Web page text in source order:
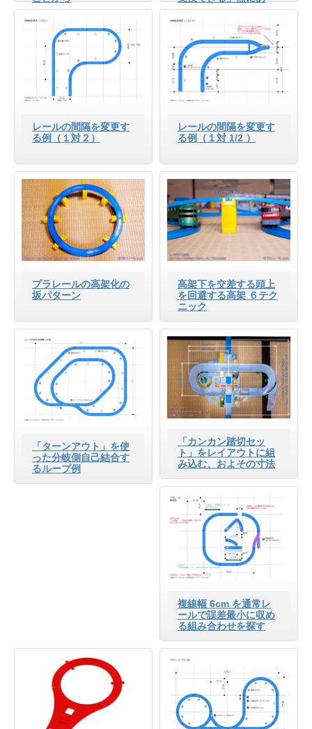
る！
レールの間隔を変更す
る例（１対２）
レールの間隔を変更す
る例（１対 1/2 ）
プラレールの高架化の
坂パターン
高架下を交差する頭上
を回避する高架 ６テク
ニック
「ターンアウト」を使
った分岐側自己結合す
るループ例
「カンカン踏切セッ
ト」をレイアウトに組
み込む、およその寸法
複線幅 6cm を通常レ
ールで誤差最小に収め
る組み合わせを探す